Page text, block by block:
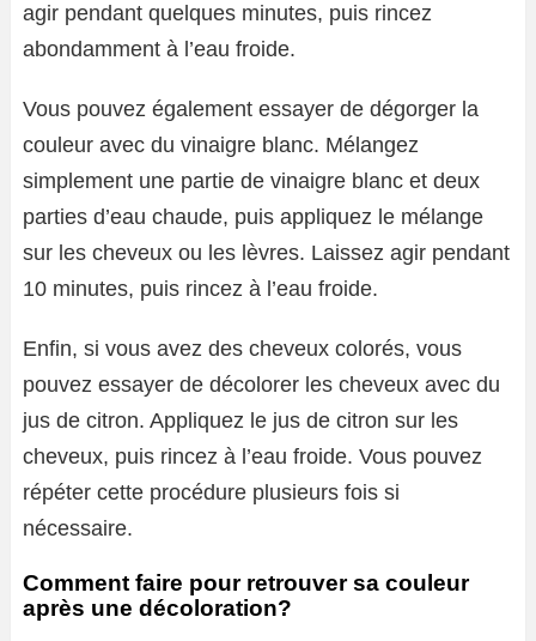
agir pendant quelques minutes, puis rincez
abondamment à l’eau froide.
Vous pouvez également essayer de dégorger la
couleur avec du vinaigre blanc. Mélangez
simplement une partie de vinaigre blanc et deux
parties d’eau chaude, puis appliquez le mélange
sur les cheveux ou les lèvres. Laissez agir pendant
10 minutes, puis rincez à l’eau froide.
Enfin, si vous avez des cheveux colorés, vous
pouvez essayer de décolorer les cheveux avec du
jus de citron. Appliquez le jus de citron sur les
cheveux, puis rincez à l’eau froide. Vous pouvez
répéter cette procédure plusieurs fois si
nécessaire.
Comment faire pour retrouver sa couleur
après une décoloration?